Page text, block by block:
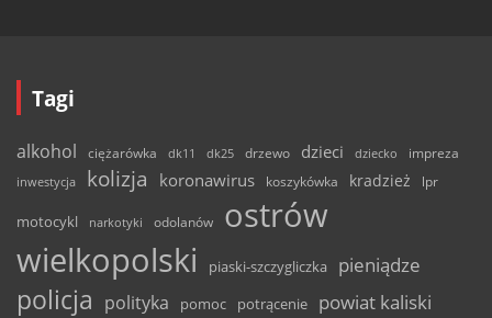
Tagi
alkohol ciężarówka dk11 dk25 drzewo dzieci dziecko
impreza
inwestycja
kolizja koronawirus koszykówka kradzież lpr
motocykl narkotyki odolanów
ostrów
wielkopolski
piaski-szczygliczka pieniądze
policja polityka pomoc potrącenie powiat kaliski